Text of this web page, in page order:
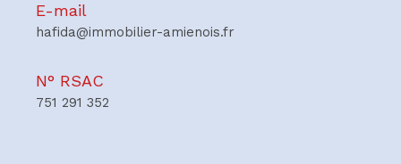
E-mail
hafida@immobilier-amienois.fr
N° RSAC
751 291 352